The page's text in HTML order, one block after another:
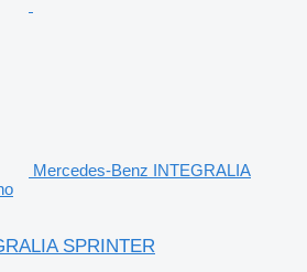
Mercedes-Benz INTEGRALIA
SPRINTER